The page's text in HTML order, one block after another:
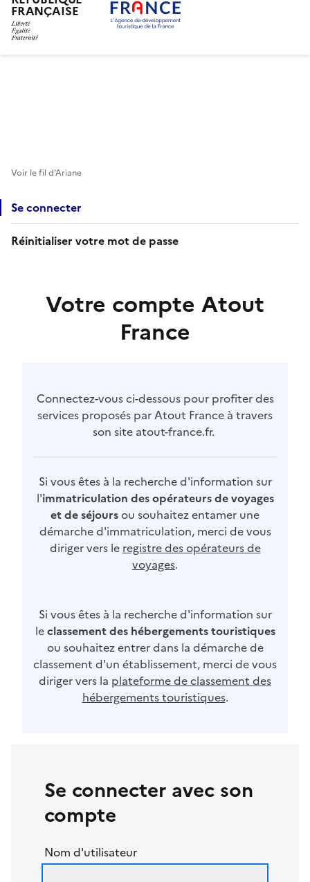
FRANÇAISE
Voir le fil d’Ariane
Se connecter
Réinitialiser votre mot de passe
Votre compte Atout
France
Connectez-vous ci-dessous pour profiter des
services proposés par Atout France à travers
son site atout-france.fr.
Si vous êtes à la recherche d'information sur
l'immatriculation des opérateurs de voyages
et de séjoursou souhaitez entamer une
démarche d'immatriculation, merci de vous
diriger vers le registre des opérateurs de
voyages.
Si vous êtes à la recherche d'information sur
leclassement des hébergements touristiques
ou souhaitez entrer dans la démarche de
classement d'un établissement, merci de vous
diriger vers la plateforme de classement des
hébergements touristiques.
Se connecter avec son
compte
Nom d'utilisateur